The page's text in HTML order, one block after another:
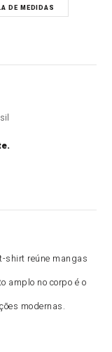
shirt reúne mangas
amplo no corpo é o
modernas.